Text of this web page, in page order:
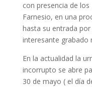
podía ser menos
conquistó Sevilla.
El 14 de mayo de
con presencia de los
Farnesio, en una
hasta su entrada por
interesante grabado